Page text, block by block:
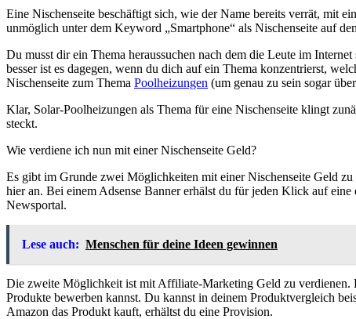
Eine Nischenseite beschäftigt sich, wie der Name bereits verrät, mit
unmöglich unter dem Keyword „Smartphone“ als Nischenseite auf
Du musst dir ein Thema heraussuchen nach dem die Leute im
besser ist es dagegen, wenn du dich auf ein Thema konzentrierst,
Nischenseite zum Thema Poolheizungen (um genau zu sein sogar
Klar, Solar-Poolheizungen als Thema für eine Nischenseite klingt
steckt.
Wie verdiene ich nun mit einer Nischenseite Geld?
Es gibt im Grunde zwei Möglichkeiten mit einer Nischenseite Geld
hier an. Bei einem Adsense Banner erhälst du für jeden Klick auf
Newsportal.
Lese auch: Menschen für deine Ideen gewinnen
Die zweite Möglichkeit ist mit Affiliate-Marketing Geld zu verdienen.
Produkte bewerben kannst. Du kannst in deinem Produktvergleich
Amazon das Produkt kauft, erhältst du eine Provision.